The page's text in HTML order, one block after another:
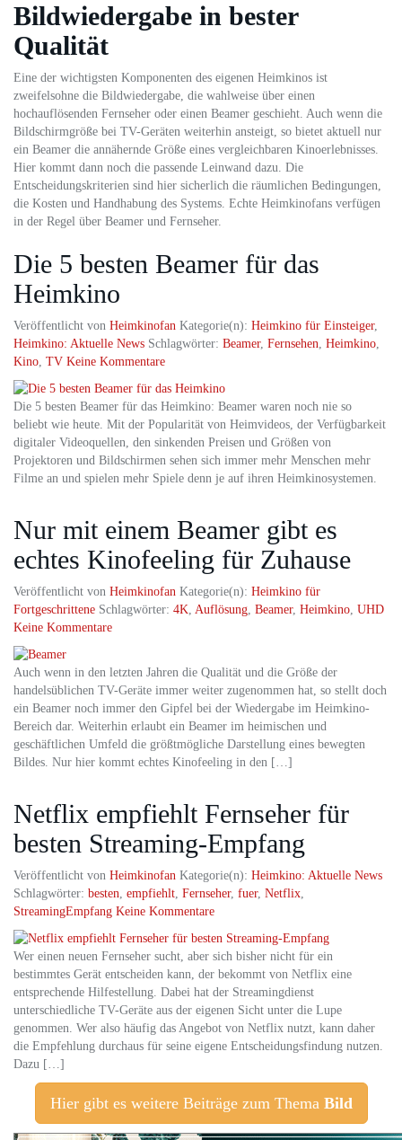
Bildwiedergabe in bester
Qualität
Eine der wichtigsten Komponenten des eigenen Heimkinos ist
zweifelsohne die Bildwiedergabe, die wahlweise über einen
hochauflösenden Fernseher oder einen Beamer geschieht. Auch wenn die
Bildschirmgröße bei TV-Geräten weiterhin ansteigt, so bietet aktuell nur
ein Beamer die annähernde Größe eines vergleichbaren Kinoerlebnisses.
Hier kommt dann noch die passende Leinwand dazu. Die
Entscheidungskriterien sind hier sicherlich die räumlichen Bedingungen,
die Kosten und Handhabung des Systems. Echte Heimkinofans verfügen
in der Regel über Beamer und Fernseher.
Die 5 besten Beamer für das
Heimkino
Veröffentlicht von Heimkinofan Kategorie(n): Heimkino für Einsteiger,
Heimkino: Aktuelle News Schlagwörter: Beamer, Fernsehen, Heimkino,
Kino, TV Keine Kommentare
Die 5 besten Beamer für das Heimkino: Beamer waren noch nie so
beliebt wie heute. Mit der Popularität von Heimvideos, der Verfügbarkeit
digitaler Videoquellen, den sinkenden Preisen und Größen von
Projektoren und Bildschirmen sehen sich immer mehr Menschen mehr
Filme an und spielen mehr Spiele denn je auf ihren Heimkinosystemen.
Nur mit einem Beamer gibt es
echtes Kinofeeling für Zuhause
Veröffentlicht von Heimkinofan Kategorie(n): Heimkino für
Fortgeschrittene Schlagwörter: 4K, Auflösung, Beamer, Heimkino, UHD
Keine Kommentare
Auch wenn in den letzten Jahren die Qualität und die Größe der
handelsüblichen TV-Geräte immer weiter zugenommen hat, so stellt doch
ein Beamer noch immer den Gipfel bei der Wiedergabe im Heimkino-
Bereich dar. Weiterhin erlaubt ein Beamer im heimischen und
geschäftlichen Umfeld die größtmögliche Darstellung eines bewegten
Bildes. Nur hier kommt echtes Kinofeeling in den […]
Netflix empfiehlt Fernseher für
besten Streaming-Empfang
Veröffentlicht von Heimkinofan Kategorie(n): Heimkino: Aktuelle News
Schlagwörter: besten, empfiehlt, Fernseher, fuer, Netflix,
StreamingEmpfang Keine Kommentare
Wer einen neuen Fernseher sucht, aber sich bisher nicht für ein
bestimmtes Gerät entscheiden kann, der bekommt von Netflix eine
entsprechende Hilfestellung. Dabei hat der Streamingdienst
unterschiedliche TV-Geräte aus der eigenen Sicht unter die Lupe
genommen. Wer also häufig das Angebot von Netflix nutzt, kann daher
die Empfehlung durchaus für seine eigene Entscheidungsfindung nutzen.
Dazu […]
Hier gibt es weitere Beiträge zum Thema Bild